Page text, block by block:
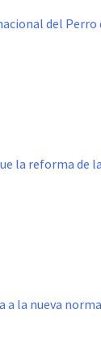
del Perro
la reforma de
a la nueva